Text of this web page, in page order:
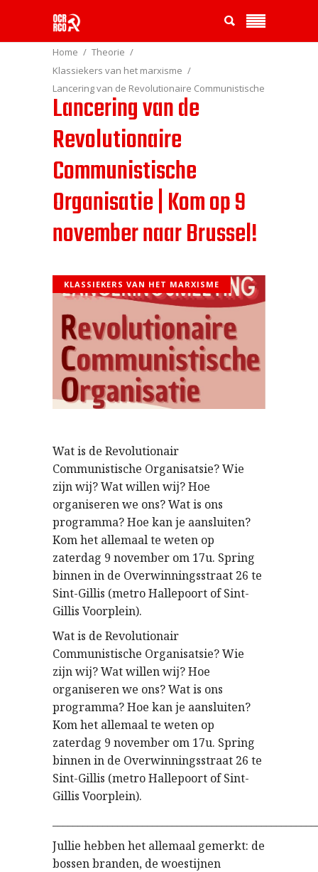
Home
Theorie
Klassiekers van het marxisme
Lancering van de Revolutionaire Communistische
Organisatie | Kom op 9 november naar Brussel!
Lancering van de
Revolutionaire
Communistische
Organisatie | Kom op 9
november naar Brussel!
KLASSIEKERS VAN HET MARXISME
Wat is de Revolutionair
Communistische Organisatsie? Wie
zijn wij? Wat willen wij? Hoe
organiseren we ons? Wat is ons
programma? Hoe kan je aansluiten?
Kom het allemaal te weten op
zaterdag 9 november om 17u. Spring
binnen in de Overwinningsstraat 26 te
Sint-Gillis (metro Hallepoort of Sint-
Gillis Voorplein).
Wat is de Revolutionair
Communistische Organisatsie? Wie
zijn wij? Wat willen wij? Hoe
organiseren we ons? Wat is ons
programma? Hoe kan je aansluiten?
Kom het allemaal te weten op
zaterdag 9 november om 17u. Spring
binnen in de Overwinningsstraat 26 te
Sint-Gillis (metro Hallepoort of Sint-
Gillis Voorplein).
Jullie hebben het allemaal gemerkt: de
bossen branden, de woestijnen